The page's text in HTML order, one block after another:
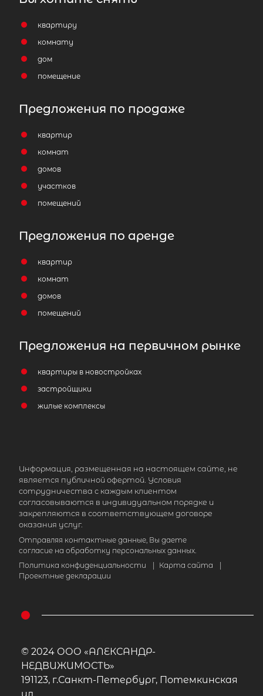
квартиру
комнату
дом
помещение
Предложения по продаже
квартир
комнат
домов
участков
помещений
Предложения по аренде
квартир
комнат
домов
помещений
Предложения на первичном рынке
квартиры в новостройках
застройщики
жилые комплексы
Информация, размещенная на настоящем сайте, не
является публичной офертой. Условия
сотрудничества с каждым клиентом
согласовываются в индивидуальном порядке и
закрепляются в соответствующем договоре
оказания услуг.
Отправляя контактные данные, Вы даете
согласие на обработку персональных данных.
Политика конфиденциальности
Карта сайта
Проектные декларации
© 2024 ООО «АЛЕКСАНДР-
НЕДВИЖИМОСТЬ»
191123, г.Санкт-Петербург, Потемкинская